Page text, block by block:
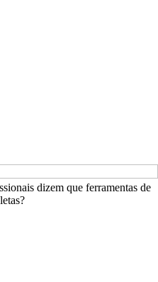
dizem que ferramentas de